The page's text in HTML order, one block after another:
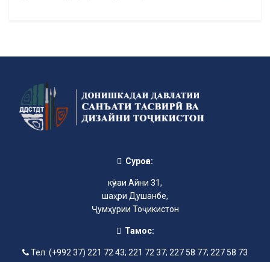
Суроға:
кӯчаи Айни 31,
шаҳри Душанбе,
Ҷумҳурии Тоҷикистон
Тамос:
Тел: (+992 37) 221 72 43; 221 72 37; 227 58 77; 227 58 73